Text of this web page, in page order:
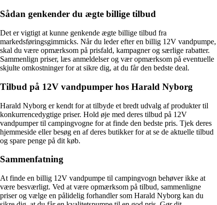
Sådan genkender du ægte billige tilbud
Det er vigtigt at kunne genkende ægte billige tilbud fra
markedsføringsgimmicks. Når du leder efter en billig 12V vandpumpe,
skal du være opmærksom på prisfald, kampagner og særlige rabatter.
Sammenlign priser, læs anmeldelser og vær opmærksom på eventuelle
skjulte omkostninger for at sikre dig, at du får den bedste deal.
Tilbud på 12V vandpumper hos Harald Nyborg
Harald Nyborg er kendt for at tilbyde et bredt udvalg af produkter til
konkurrencedygtige priser. Hold øje med deres tilbud på 12V
vandpumper til campingvogne for at finde den bedste pris. Tjek deres
hjemmeside eller besøg en af deres butikker for at se de aktuelle tilbud
og spare penge på dit køb.
Sammenfatning
At finde en billig 12V vandpumpe til campingvogn behøver ikke at
være besværligt. Ved at være opmærksom på tilbud, sammenligne
priser og vælge en pålidelig forhandler som Harald Nyborg kan du